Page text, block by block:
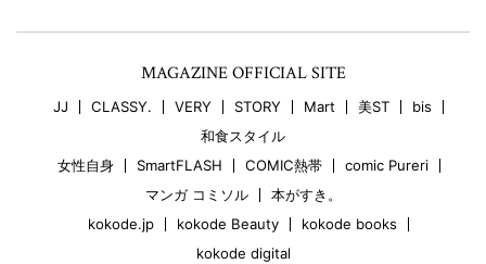
MAGAZINE OFFICIAL SITE
JJ CLASSY. VERY STORY Mart 美ST
bis
和食スタイル
女性自身
SmartFLASH COMIC熱帯
comic Pureri
マンガ コミソル
本がすき。
kokode.jp
kokode Beauty
kokode books
kokode digital